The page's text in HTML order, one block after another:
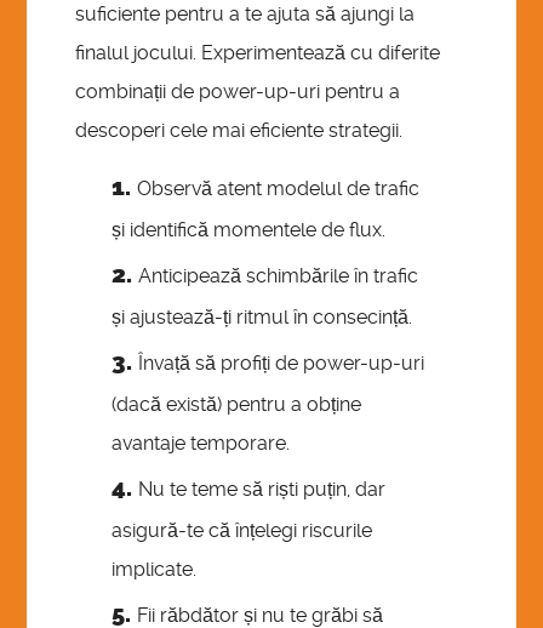
suficiente pentru a te ajuta să ajungi la
finalul jocului. Experimentează cu diferite
combinații de power-up-uri pentru a
descoperi cele mai eficiente strategii.
Observă atent modelul de trafic
și identifică momentele de flux.
Anticipează schimbările în trafic
și ajustează-ți ritmul în consecință.
Învață să profiți de power-up-uri
(dacă există) pentru a obține
avantaje temporare.
Nu te teme să riști puțin, dar
asigură-te că înțelegi riscurile
implicate.
Fii răbdător și nu te grăbi să